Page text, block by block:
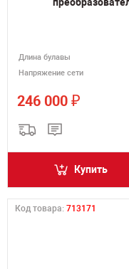
Длина булавы
Напряжение сети
246 000 ₽
Купить
Код товара: 713171